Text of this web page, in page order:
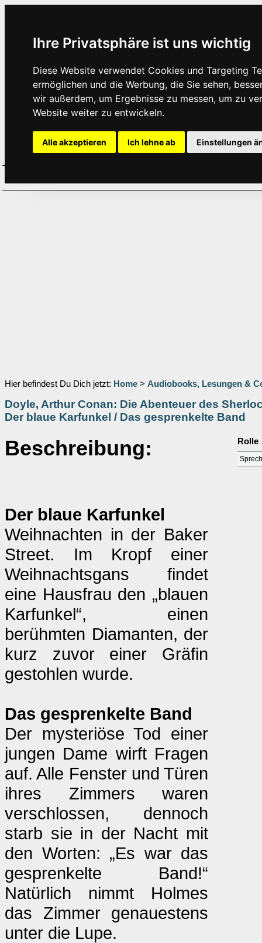
Ihre Privatsphäre ist uns wichtig
Diese Website verwendet Cookies und Targeting
ermöglichen und die Werbung, die Sie sehen,
wir außerdem, um Ergebnisse zu messen, um zu
Website weiter zu entwickeln.
Alle akzeptieren Ich lehne ab Einstellungen
Hier befindest Du Dich jetzt: Home > Audiobooks, Lesungen &
Doyle, Arthur Conan: Die Abenteuer des
Der blaue Karfunkel / Das gesprenkelte Band
Beschreibung:
Der blaue Karfunkel
Weihnachten in der Baker
Street. Im Kropf einer
Weihnachtsgans findet
eine Hausfrau den „blauen
Karfunkel“, einen
berühmten Diamanten, der
kurz zuvor einer Gräfin
gestohlen wurde.
Das gesprenkelte Band
Der mysteriöse Tod einer
jungen Dame wirft Fragen
auf. Alle Fenster und Türen
ihres Zimmers waren
verschlossen, dennoch
starb sie in der Nacht mit
den Worten: „Es war das
gesprenkelte Band!“
Natürlich nimmt Holmes
das Zimmer genauestens
unter die Lupe.
Rolle